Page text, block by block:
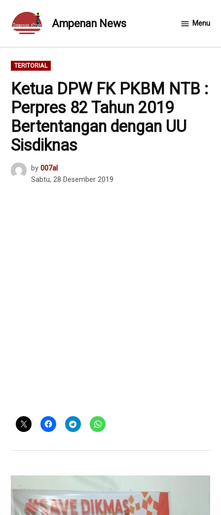
content
Ampenan News Menu
POSTED
IN
TERITORIAL
Ketua DPW FK PKBM NTB :
Perpres 82 Tahun 2019
Bertentangan dengan UU
Sisdiknas
by 007al
Sabtu, 28 Desember 2019